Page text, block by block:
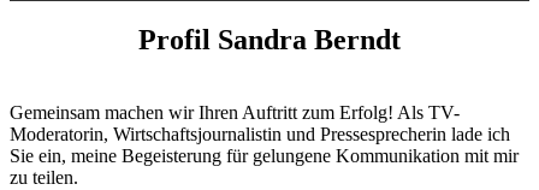
Profil Sandra Berndt
Gemeinsam machen wir Ihren Auftritt zum Erfolg! Als TV-
Moderatorin, Wirtschaftsjournalistin und Pressesprecherin lade ich
Sie ein, meine Begeisterung für gelungene Kommunikation mit mir
zu teilen.